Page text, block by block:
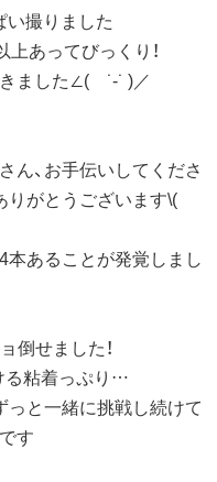
い撮りました
あってびっくり！
ました∠( ˙-˙ )／
ん、お手伝いしてくださ
りがとうございます\(
あることが発覚しまし
倒せました！
る粘着っぷり…
っと一緒に挑戦し続けて
す